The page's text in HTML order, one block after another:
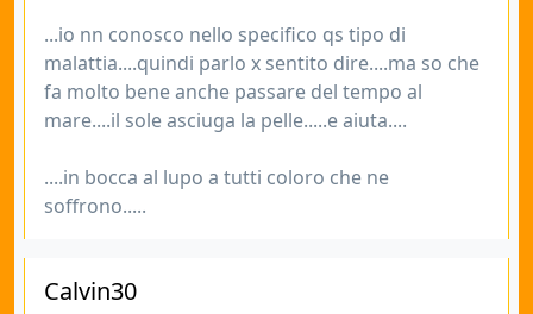
...io nn conosco nello specifico qs tipo di
malattia....quindi parlo x sentito dire....ma so che
fa molto bene anche passare del tempo al
mare....il sole asciuga la pelle.....e aiuta....
....in bocca al lupo a tutti coloro che ne
soffrono.....
Calvin30